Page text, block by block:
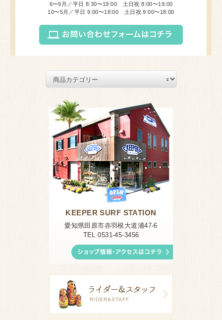
6〜9月／平日 8:30〜19:00 土日祝 8:00〜19:00
10〜5月／平日 9:00〜18:00 土日祝 9:00〜18:00
KEEPER SURF STATION
愛知県田原市赤羽根大道浦47-6
TEL 0531-45-3456